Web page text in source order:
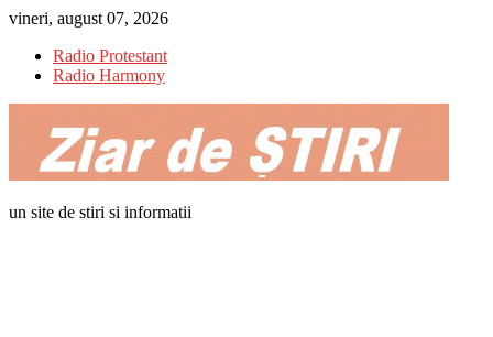
Skip
content
vineri, august 07, 2026
Radio Protestant
Radio Harmony
un site de stiri si informatii